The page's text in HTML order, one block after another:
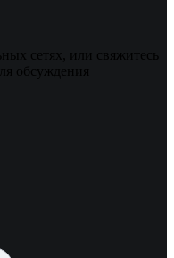
сетях, или свяжитесь
обсуждения